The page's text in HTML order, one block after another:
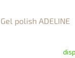
Gel polish ADELINE